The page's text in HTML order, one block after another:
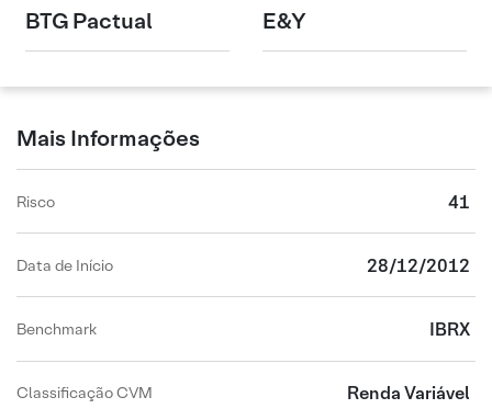
BTG Pactual E&Y
Mais Informações
Risco 41
Data de Início 28/12/2012
Benchmark IBRX
Classificação CVM Renda Variável